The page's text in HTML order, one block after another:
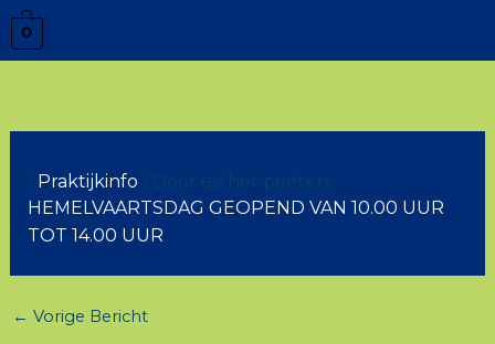
0
Praktijkinfo
HEMELVAARTSDAG GEOPEND VAN 10.00 UUR
TOT 14.00 UUR
← Vorige Bericht